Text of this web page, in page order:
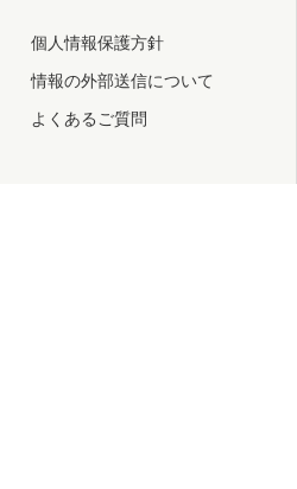
個人情報保護方針
情報の外部送信について
よくあるご質問